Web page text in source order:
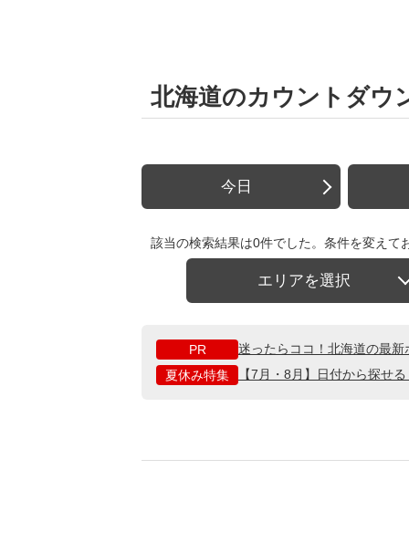
北海道のカウントダウ
今日
該当の検索結果は0件でした。条件を変えて
エリアを選択
PR
迷ったらココ！北海道の最
夏休み特集
【7月・8月】日付から探せ